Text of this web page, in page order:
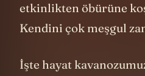
etkinlikten öbürüne
Kendini çok meşgul
İşte hayat